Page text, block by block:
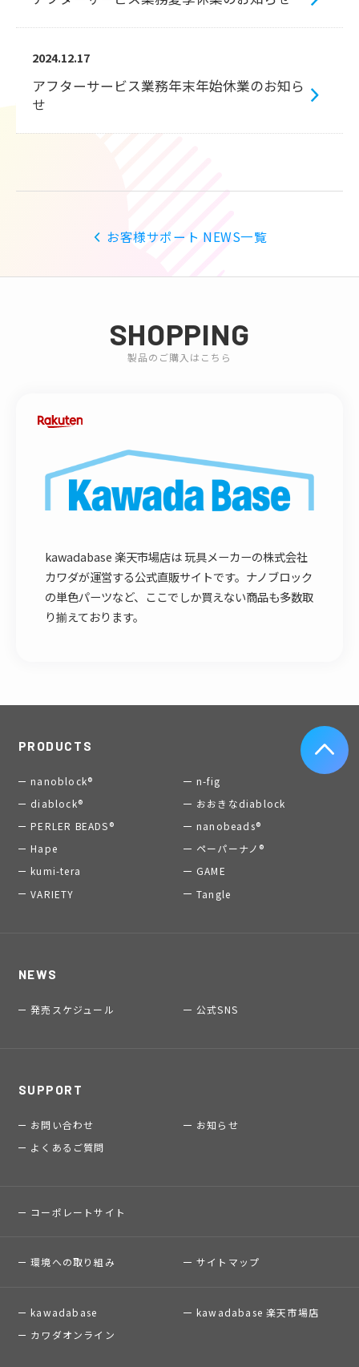
2024.12.17
アフターサービス業務年末年始休業のお知ら
せ
お客様サポート NEWS一覧
SHOPPING
製品のご購入はこちら
kawadabase 楽天市場店は 玩具メーカーの株式会社
カワダが運営する公式直販サイトです。ナノブロック
の単色パーツなど、ここでしか買えない商品も多数取
り揃えております。
PRODUCTS
nanoblock®
n-fig
diablock®
おおきなdiablock
PERLER BEADS®
nanobeads®
Hape
ペーパーナノ®
kumi-tera
GAME
VARIETY
Tangle
NEWS
発売スケジュール 公式SNS
SUPPORT
お問い合わせ
お知らせ
よくあるご質問
コーポレートサイト
環境への取り組み サイトマップ
kawadabase
kawadabase 楽天市場店
カワダオンライン